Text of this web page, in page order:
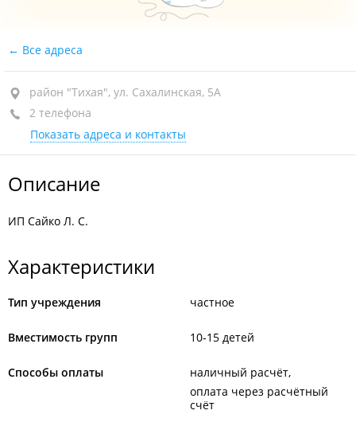
Все адреса
район "Тихая", ул. Сахалинская, 5А
2 телефона
Показать адреса и контакты
Описание
ИП Сайко Л. С.
Характеристики
Тип учреждения частное
Вместимость групп 10-15 детей
Способы оплаты
наличный расчёт
оплата через расчётный
счёт